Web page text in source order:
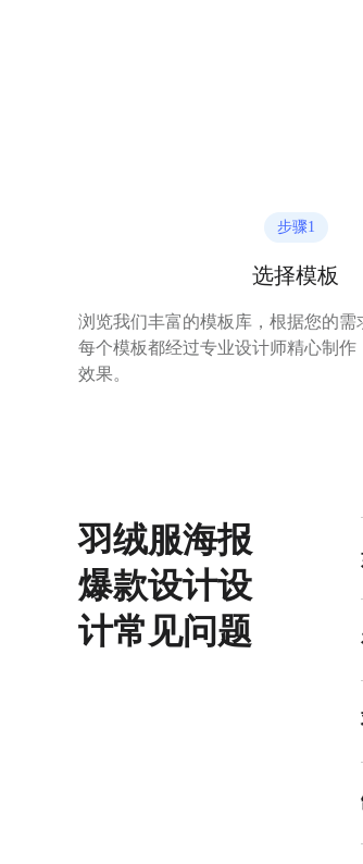
步骤1
选择模板
浏览我们丰富的模板库，根据您的需
每个模板都经过专业设计师精心制
效果。
羽绒服海报
爆款设计设
计常见问题